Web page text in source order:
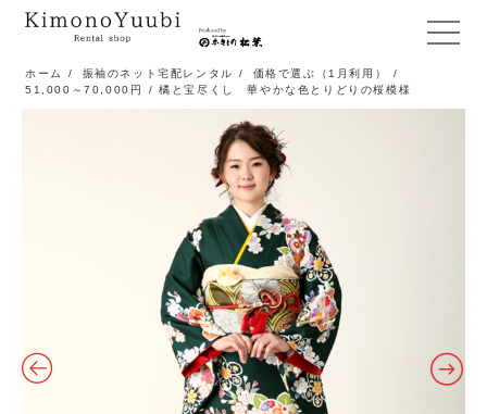
メ
ホーム / 振袖のネット宅配レンタル / 価格で選ぶ（1月利用）
/
51,000～70,000円
/ 橘と宝尽くし 華やかな色とりどりの桜模様